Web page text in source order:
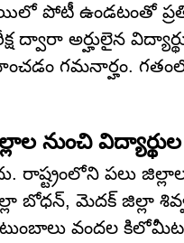
పోటీ ఉండటంతో
అర్హులైన
గమనార్హం.
నుంచి
పలు
బోధన్, మెదక్ జిల్లా
వందల